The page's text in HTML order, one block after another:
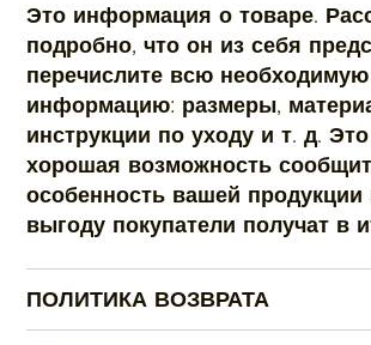
Это информация о товаре.
подробно, что он из себя
перечислите всю необходимую
информацию: размеры,
инструкции по уходу и т. д.
хорошая возможность
особенность вашей продукции
выгоду покупатели получат в
ПОЛИТИКА ВОЗВРАТА